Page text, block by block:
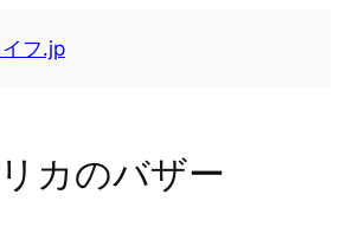
フ.jp
カのバザー